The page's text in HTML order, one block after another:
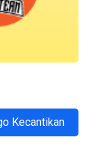
Kecantikan